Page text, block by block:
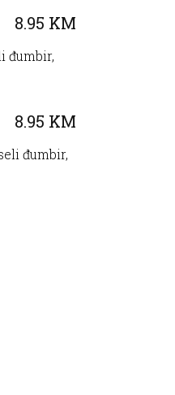
8.95 KM
đumbir,
8.95 KM
đumbir,